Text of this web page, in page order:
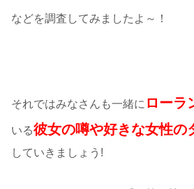
などを調査してみましたよ～！
それではみなさんも一緒に ローラ
いる彼女の噂や好きな女性の
していきましょう!